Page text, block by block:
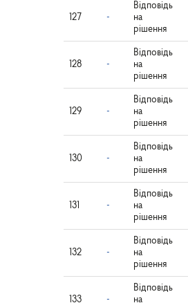
127 -
Відповідь
на
рішення
128 -
Відповідь
на
рішення
129 -
Відповідь
на
рішення
130 -
Відповідь
на
рішення
131 -
Відповідь
на
рішення
132 -
Відповідь
на
рішення
133 -
Відповідь
на